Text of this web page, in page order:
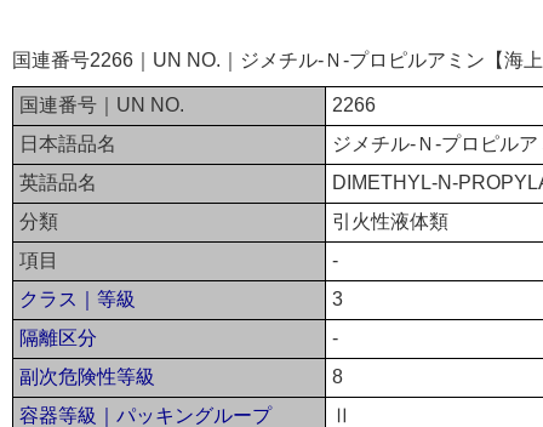
国連番号2266｜UN NO.｜ジメチル-Ｎ-プロピルアミン【海
国連番号｜UN NO.
2266
日本語品名
ジメチル-Ｎ-プロピルア
英語品名
DIMETHYL-N-
分類
引火性液体類
項目
-
クラス｜等級
3
隔離区分
-
副次危険性等級
8
容器等級｜パッキングループ
Ⅱ